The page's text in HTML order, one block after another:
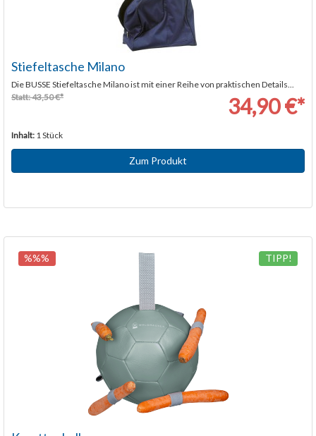
Stiefeltasche Milano
Die BUSSE Stiefeltasche Milano ist mit einer Reihe von praktischen Details...
Statt: 43,50 €*
34,90 €*
Inhalt: 1 Stück
Zum Produkt
TIPP!
%%%